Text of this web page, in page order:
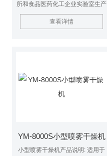
所和食品医药化工企业实验室生产
微量颗粒粉末，对所有溶液如乳浊
液、悬浮液具有广泛适用性, 适用
查看详情
YM-8000S小型喷雾干燥机
小型喷雾干燥机产品说明: 适用于